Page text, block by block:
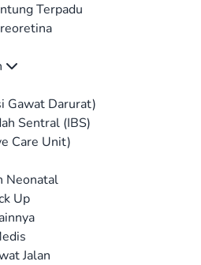
Terpadu
Gawat Darurat)
Sentral (IBS)
Care Unit)
Neonatal
Up
Jalan